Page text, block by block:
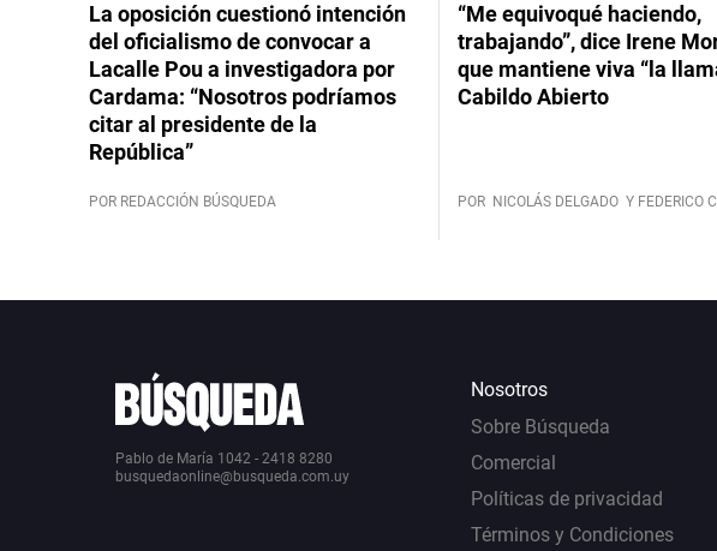
La oposición cuestionó intención
del oficialismo de convocar a
Lacalle Pou a investigadora por
Cardama: “Nosotros podríamos
citar al presidente de la
República”
POR REDACCIÓN BÚSQUEDA
“Me equivoqué haciendo,
trabajando”, dice Irene
que mantiene viva “la
Cabildo Abierto
POR NICOLÁS DELGADO Y FEDERICO
Pablo de María 1042 - 2418 8280
busquedaonline@busqueda.com.uy
Nosotros
Sobre Búsqueda
Comercial
Políticas de privacidad
Términos y Condiciones